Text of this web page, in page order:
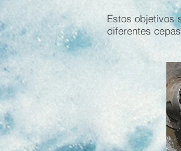
Estos objetivos
diferentes